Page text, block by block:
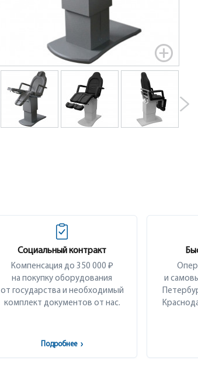
Социальный контракт
Компенсация до 350 000 ₽
на покупку оборудования
от государства и необходимый
комплект документов от нас.
Подробнее ›
и